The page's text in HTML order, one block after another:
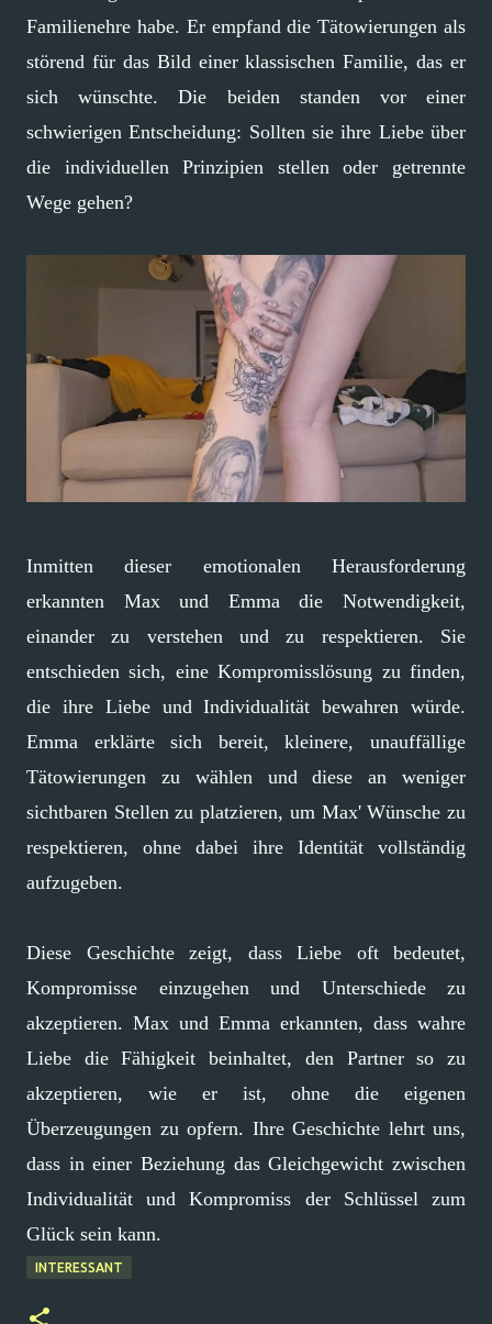
Familienehre habe. Er empfand die Tätowierungen als
störend für das Bild einer klassischen Familie, das er
sich wünschte. Die beiden standen vor einer
schwierigen Entscheidung: Sollten sie ihre Liebe über
die individuellen Prinzipien stellen oder getrennte
Wege gehen?
Inmitten dieser emotionalen Herausforderung
erkannten Max und Emma die Notwendigkeit,
einander zu verstehen und zu respektieren. Sie
entschieden sich, eine Kompromisslösung zu finden,
die ihre Liebe und Individualität bewahren würde.
Emma erklärte sich bereit, kleinere, unauffällige
Tätowierungen zu wählen und diese an weniger
sichtbaren Stellen zu platzieren, um Max' Wünsche zu
respektieren, ohne dabei ihre Identität vollständig
aufzugeben.
Diese Geschichte zeigt, dass Liebe oft bedeutet,
Kompromisse einzugehen und Unterschiede zu
akzeptieren. Max und Emma erkannten, dass wahre
Liebe die Fähigkeit beinhaltet, den Partner so zu
akzeptieren, wie er ist, ohne die eigenen
Überzeugungen zu opfern. Ihre Geschichte lehrt uns,
dass in einer Beziehung das Gleichgewicht zwischen
Individualität und Kompromiss der Schlüssel zum
Glück sein kann.
INTERESSANT